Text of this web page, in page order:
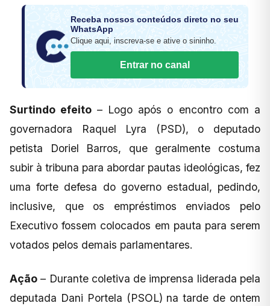
Receba nossos conteúdos direto no seu
WhatsApp
Clique aqui, inscreva-se e ative o sininho.
Entrar no canal
Surtindo efeito – Logo após o encontro com a
governadora Raquel Lyra (PSD), o deputado
petista Doriel Barros, que geralmente costuma
subir à tribuna para abordar pautas ideológicas, fez
uma forte defesa do governo estadual, pedindo,
inclusive, que os empréstimos enviados pelo
Executivo fossem colocados em pauta para serem
votados pelos demais parlamentares.
Ação – Durante coletiva de imprensa liderada pela
deputada Dani Portela (PSOL) na tarde de ontem